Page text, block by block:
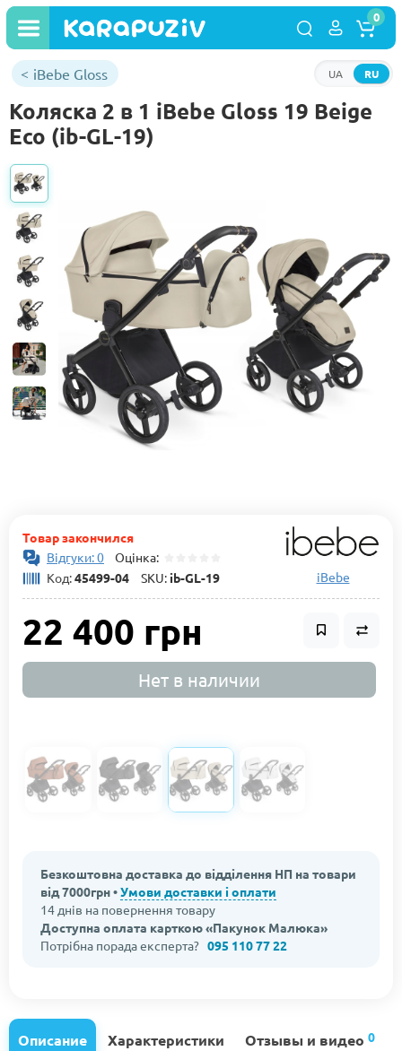
RU
UA
0
iBebe Gloss
Коляска 2 в 1 iBebe Gloss 19 Beige
Eco (ib-GL-19)
Товар закончился
Відгуки: 0 Оцінка:
Код:45499-04 SKU: ib-GL-19 iBebe
22 400 грн
Нет в наличии
Безкоштовна доставка до відділення НП на товари
від 7000грн •Умови доставки і оплати
14 днів на повернення товару
Доступна оплата карткою «Пакунок Малюка»
Потрібна порада експерта? 095 110 77 22
Описание Характеристики Отзывы и видео 0